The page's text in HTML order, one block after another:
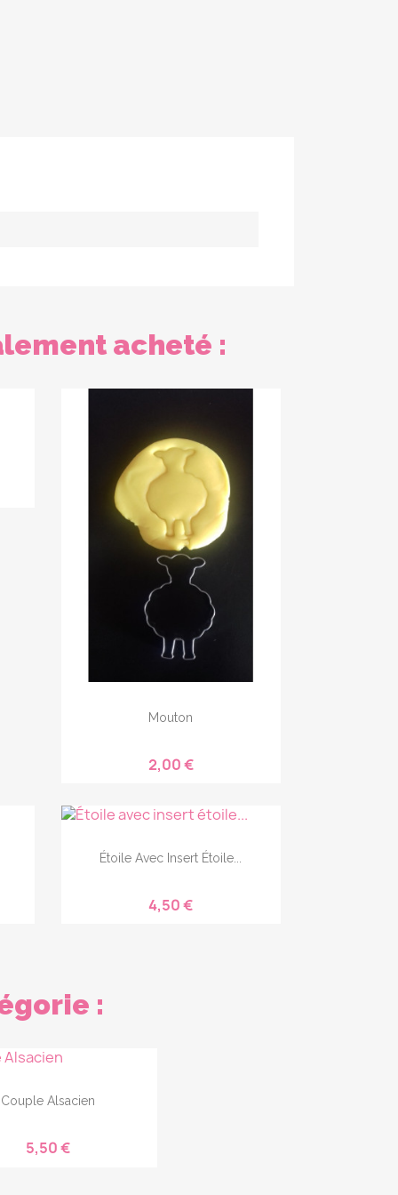
acheté :
Mouton
2,00 €
Étoile Avec Insert Étoile...
4,50 €
:
Couple Alsacien
5,50 €